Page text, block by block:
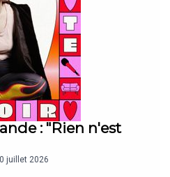
: "Rien n'est
juillet 2026